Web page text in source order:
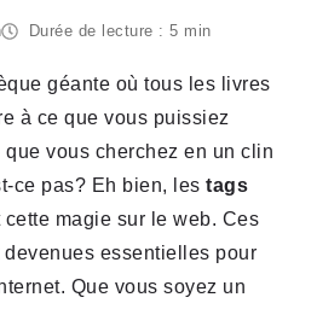
Durée de lecture : 5 min
géante où tous les livres
à ce que vous puissiez
vous cherchez en un clin
ce pas? Eh bien, les tags
cette magie sur le web. Ces
essentielles pour
Que vous soyez un